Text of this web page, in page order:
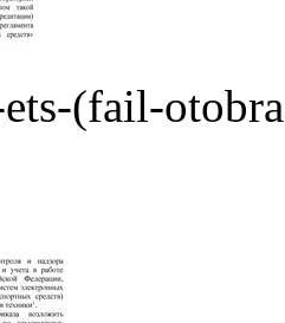
(fail-